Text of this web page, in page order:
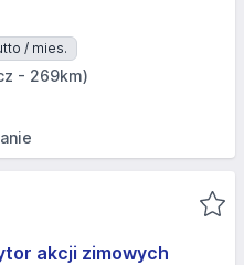
/ mies.
- 269km)
akcji zimowych